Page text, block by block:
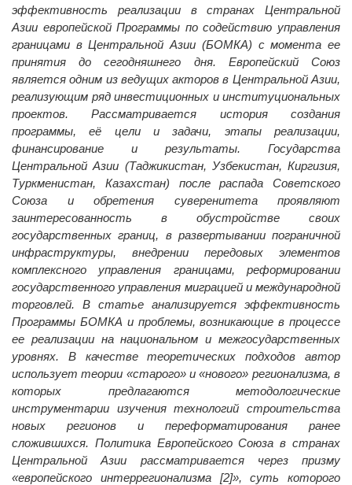
эффективность реализации в странах Центральной
Азии европейской Программы по содействию управления
границами в Центральной Азии (БОМКА) с момента ее
принятия до сегодняшнего дня. Европейский Союз
является одним из ведущих акторов в Центральной Азии,
реализующим ряд инвестиционных и институциональных
проектов. Рассматривается история создания
программы, её цели и задачи, этапы реализации,
финансирование и результаты. Государства
Центральной Азии (Таджикистан, Узбекистан, Киргизия,
Туркменистан, Казахстан) после распада Советского
Союза и обретения суверенитета проявляют
заинтересованность в обустройстве своих
государственных границ, в развертывании пограничной
инфраструктуры, внедрении передовых элементов
комплексного управления границами, реформировании
государственного управления миграцией и международной
торговлей. В статье анализируется эффективность
Программы БОМКА и проблемы, возникающие в процессе
ее реализации на национальном и межгосударственных
уровнях. В качестве теоретических подходов автор
использует теории «старого» и «нового» регионализма, в
которых предлагаются методологические
инструментарии изучения технологий строительства
новых регионов и переформатирования ранее
сложившихся. Политика Европейского Союза в странах
Центральной Азии рассматривается через призму
«европейского интеррегионализма [2]», суть которого